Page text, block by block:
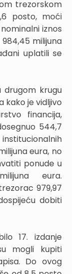
trezorskom
posto, moći
iznos
milijuna
uplatili se
drugom krugu
kako je vidljivo
financija,
544,7
eura, no
ponude u
eura.
979,97
dobiti
17. izdanje
mogli kupiti
Do ovog